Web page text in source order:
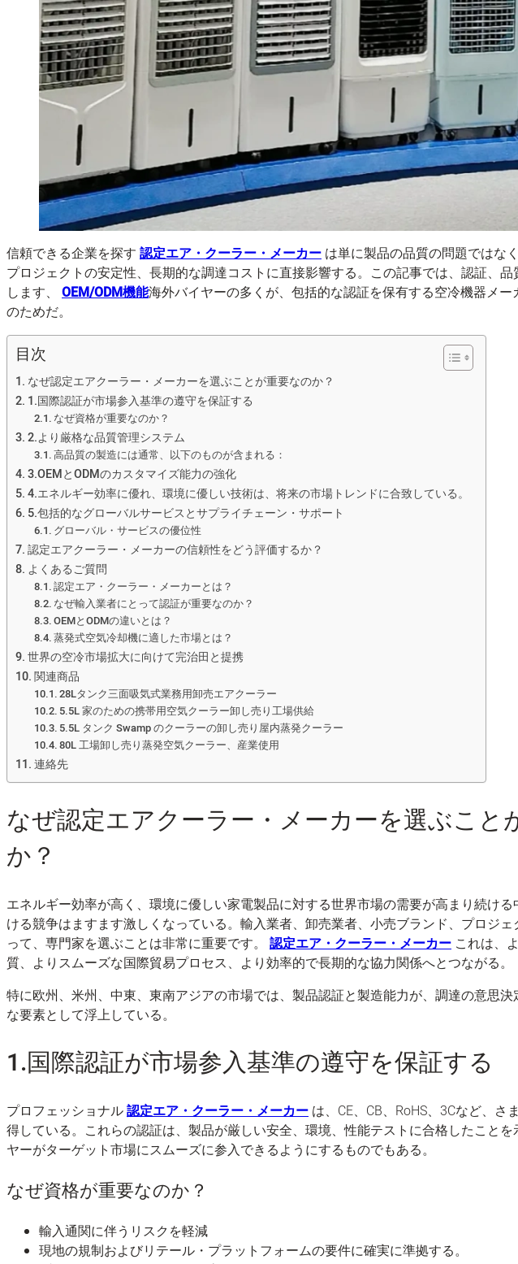
信頼できる企業を探す 認定エア・クーラー・メーカー は単に製品の品質の問題ではな
プロジェクトの安定性、長期的な調達コストに直接影響する。この記事では、認証、
します、 OEM/ODM機能海外バイヤーの多くが、包括的な認証を保有する空冷機器メ
のためだ。
目次
なぜ認定エアクーラー・メーカーを選ぶことが重要なのか？
1.国際認証が市場参入基準の遵守を保証する
なぜ資格が重要なのか？
2.より厳格な品質管理システム
高品質の製造には通常、以下のものが含まれる：
3.OEMとODMのカスタマイズ能力の強化
4.エネルギー効率に優れ、環境に優しい技術は、将来の市場トレンドに合致している。
5.包括的なグローバルサービスとサプライチェーン・サポート
グローバル・サービスの優位性
認定エアクーラー・メーカーの信頼性をどう評価するか？
よくあるご質問
認定エア・クーラー・メーカーとは？
なぜ輸入業者にとって認証が重要なのか？
OEMとODMの違いとは？
蒸発式空気冷却機に適した市場とは？
世界の空冷市場拡大に向けて完治田と提携
関連商品
28Lタンク三面吸気式業務用卸売エアクーラー
5.5L 家のための携帯用空気クーラー卸し売り工場供給
5.5L タンク Swamp のクーラーの卸し売り屋内蒸発クーラー
80L 工場卸し売り蒸発空気クーラー、産業使用
連絡先
なぜ認定エアクーラー・メーカーを選ぶこと
か？
エネルギー効率が高く、環境に優しい家電製品に対する世界市場の需要が高まり続け
ける競争はますます激しくなっている。輸入業者、卸売業者、小売ブランド、プロジェ
って、専門家を選ぶことは非常に重要です。 認定エア・クーラー・メーカー これは、
質、よりスムーズな国際貿易プロセス、より効率的で長期的な協力関係へとつながる。
特に欧州、米州、中東、東南アジアの市場では、製品認証と製造能力が、調達の意思
な要素として浮上している。
1.国際認証が市場参入基準の遵守を保証する
プロフェッショナル認定エア・クーラー・メーカー は、CE、CB、RoHS、3Cなど、さ
得している。これらの認証は、製品が厳しい安全、環境、性能テストに合格したことを
ヤーがターゲット市場にスムーズに参入できるようにするものでもある。
なぜ資格が重要なのか？
輸入通関に伴うリスクを軽減
現地の規制およびリテール・プラットフォームの要件に確実に準拠する。